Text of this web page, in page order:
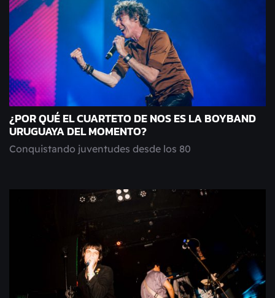
¿POR QUÉ EL CUARTETO DE NOS ES LA BOYBAND
URUGUAYA DEL MOMENTO?
Conquistando juventudes desde los 80